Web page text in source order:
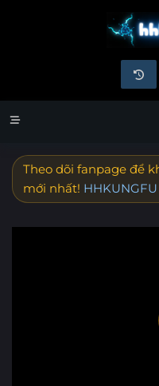
Theo dõi fanpage để
mới nhất!